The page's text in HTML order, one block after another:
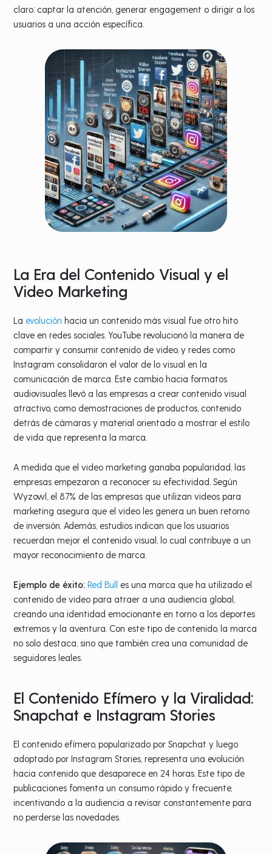
claro: captar la atención, generar engagement o dirigir a los
usuarios a una acción específica.
La Era del Contenido Visual y el
Video Marketing
La evolución hacia un contenido más visual fue otro hito
clave en redes sociales. YouTube revolucionó la manera de
compartir y consumir contenido de video, y redes como
Instagram consolidaron el valor de lo visual en la
comunicación de marca. Este cambio hacia formatos
audiovisuales llevó a las empresas a crear contenido visual
atractivo, como demostraciones de productos, contenido
detrás de cámaras y material orientado a mostrar el estilo
de vida que representa la marca.
A medida que el video marketing ganaba popularidad, las
empresas empezaron a reconocer su efectividad. Según
Wyzowl, el 87% de las empresas que utilizan videos para
marketing asegura que el video les genera un buen retorno
de inversión. Además, estudios indican que los usuarios
recuerdan mejor el contenido visual, lo cual contribuye a un
mayor reconocimiento de marca.
Ejemplo de éxito: Red Bull
es una marca que ha utilizado el
contenido de video para atraer a una audiencia global,
creando una identidad emocionante en torno a los deportes
extremos y la aventura. Con este tipo de contenido, la marca
no solo destaca, sino que también crea una comunidad de
seguidores leales.
El Contenido Efímero y la Viralidad:
Snapchat e Instagram Stories
El contenido efímero, popularizado por Snapchat y luego
adoptado por Instagram Stories, representa una evolución
hacia contenido que desaparece en 24 horas. Este tipo de
publicaciones fomenta un consumo rápido y frecuente,
incentivando a la audiencia a revisar constantemente para
no perderse las novedades.